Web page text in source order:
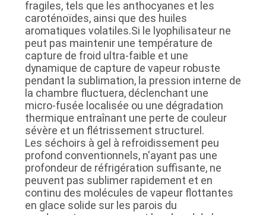
CONFIDENTIALITÉ
fragiles, tels que les anthocyanes et les
caroténoïdes, ainsi que des huiles
aromatiques volatiles.Si le lyophilisateur ne
peut pas maintenir une température de
capture de froid ultra-faible et une
dynamique de capture de vapeur robuste
pendant la sublimation, la pression interne de
la chambre fluctuera, déclenchant une
micro-fusée localisée ou une dégradation
thermique entraînant une perte de couleur
sévère et un flétrissement structurel.
Les séchoirs à gel à refroidissement peu
profond conventionnels, n'ayant pas une
profondeur de réfrigération suffisante, ne
peuvent pas sublimer rapidement et en
continu des molécules de vapeur flottantes
en glace solide sur les parois du